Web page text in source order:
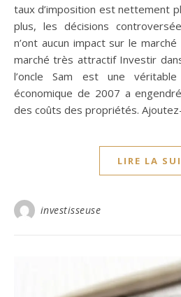
taux d’imposition est nettement
plus, les décisions
n’ont aucun impact sur le
marché très attractif Investir
l’oncle Sam est une
économique de 2007 a
des coûts des propriétés.
LIRE LA
investisseuse